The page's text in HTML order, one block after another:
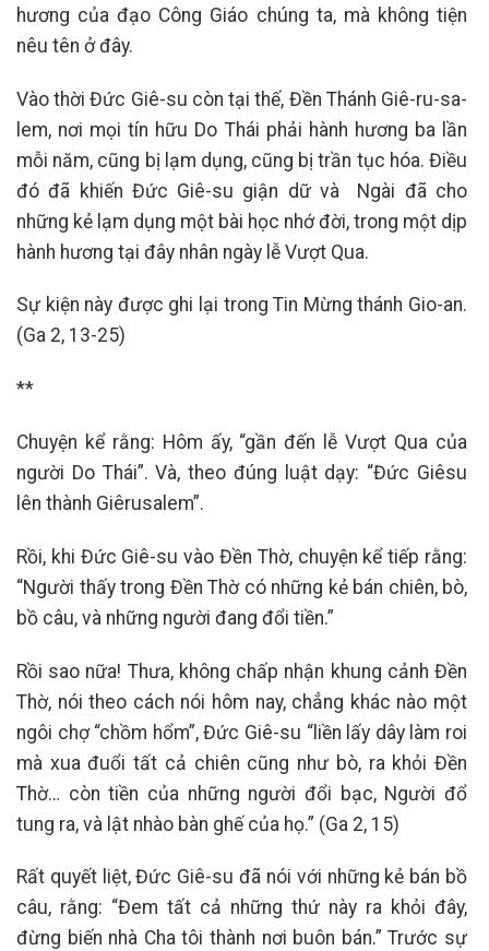
hương của đạo Công Giáo chúng ta, mà không tiện
nêu tên ở đây.
Vào thời Đức Giê-su còn tại thế, Đền Thánh Giê-ru-sa-
lem, nơi mọi tín hữu Do Thái phải hành hương ba lần
mỗi năm, cũng bị lạm dụng, cũng bị trần tục hóa. Điều
đó đã khiến Đức Giê-su giận dữ và Ngài đã cho
những kẻ lạm dụng một bài học nhớ đời, trong một dịp
hành hương tại đây nhân ngày lễ Vượt Qua.
Sự kiện này được ghi lại trong Tin Mừng thánh Gio-an.
(Ga 2, 13-25)
**
Chuyện kể rằng: Hôm ấy, “gần đến lễ Vượt Qua của
người Do Thái”. Và, theo đúng luật dạy: “Đức Giêsu
lên thành Giêrusalem”.
Rồi, khi Đức Giê-su vào Đền Thờ, chuyện kể tiếp rằng:
“Người thấy trong Đền Thờ có những kẻ bán chiên, bò,
bồ câu, và những người đang đổi tiền.”
Rồi sao nữa! Thưa, không chấp nhận khung cảnh Đền
Thờ, nói theo cách nói hôm nay, chẳng khác nào một
ngôi chợ “chồm hổm”, Đức Giê-su “liền lấy dây làm roi
mà xua đuổi tất cả chiên cũng như bò, ra khỏi Đền
Thờ… còn tiền của những người đổi bạc, Người đổ
tung ra, và lật nhào bàn ghế của họ.” (Ga 2, 15)
Rất quyết liệt, Đức Giê-su đã nói với những kẻ bán bồ
câu, rằng: “Đem tất cả những thứ này ra khỏi đây,
đừng biến nhà Cha tôi thành nơi buôn bán.” Trước sự